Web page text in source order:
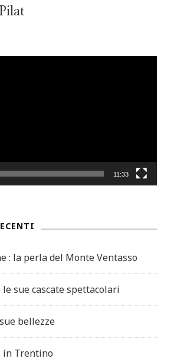
11:33
: la perla del Monte Ventasso
sue cascate spettacolari
bellezze
in Trentino